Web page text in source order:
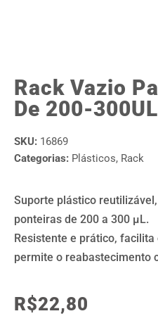
Rack Vazio
De 200-300UL
SKU: 16869
Categorias: Plásticos, Rack
Suporte plástico
ponteiras de 200 a 300 µL.
Resistente e prático,
permite o reabastecimento
R$22,80